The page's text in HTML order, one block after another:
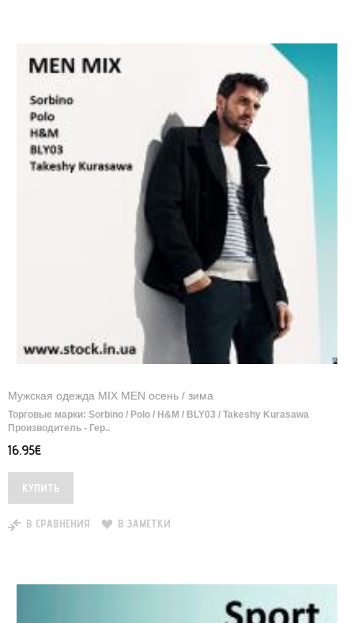
Мужская одежда MIX MEN осень / зима
Торговые марки: Sorbino / Polo / H&M / BLY03 / Takeshy Kurasawa
Производитель - Гер..
16.95€
В СРАВНЕНИЯ В ЗАМЕТКИ